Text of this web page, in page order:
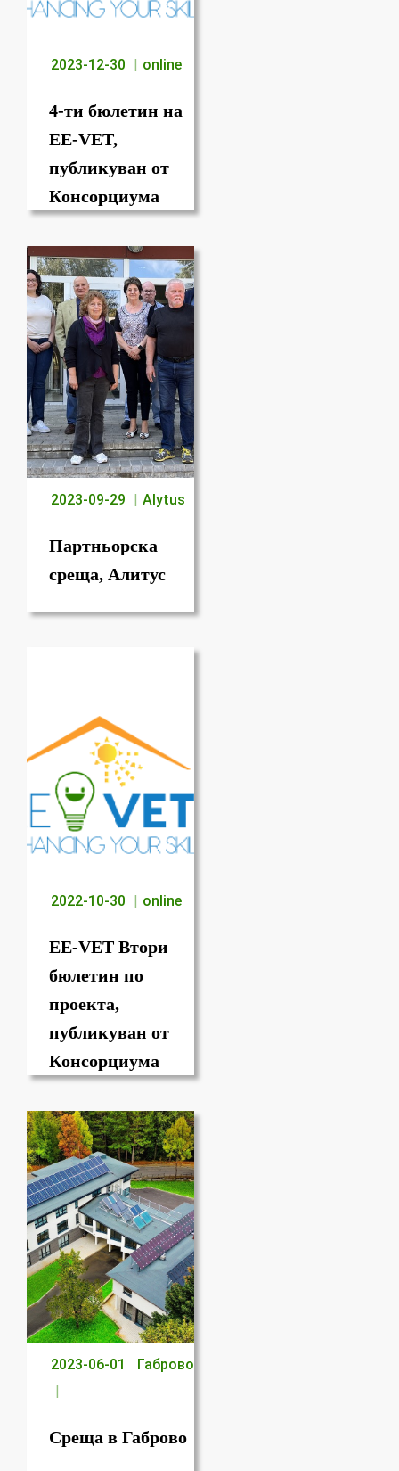
2023-12-30 online
4-ти бюлетин на
EE-VET,
публикуван от
Консорциума
2023-09-29 Alytus
Партньорска
среща, Алитус
2022-10-30 online
EE-VET Втори
бюлетин по
проекта,
публикуван от
Консорциума
2023-06-01 Габрово
Среща в Габрово